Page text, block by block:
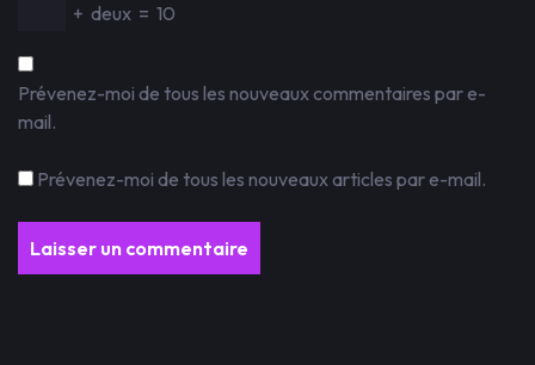
+ deux = 10
Prévenez-moi de tous les nouveaux commentaires par e-
mail.
Prévenez-moi de tous les nouveaux articles par e-mail.